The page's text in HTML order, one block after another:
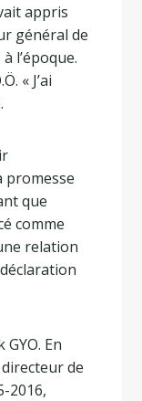
appris
général de
l’époque.
« J’ai
promesse
que
comme
relation
En
de
2016,